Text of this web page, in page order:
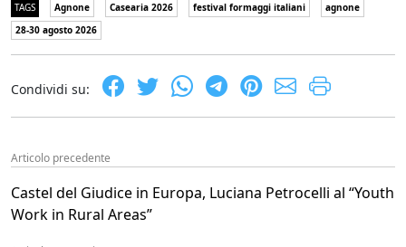
TAGS Agnone Casearia 2026 festival formaggi italiani
agnone
28-30 agosto 2026
Condividi su:
Articolo precedente
Castel del Giudice in Europa, Luciana Petrocelli al “Youth
Work in Rural Areas”